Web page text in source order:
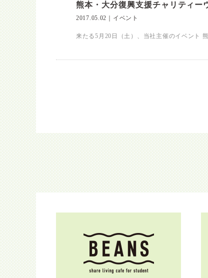
熊本・大分復興支援チャリティ
2017.05.02 イベント
来たる5月20日（土）、当社主催のイベント